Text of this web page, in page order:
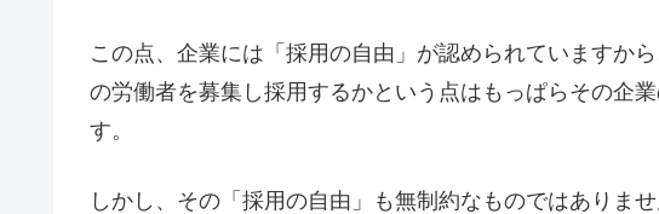
この点、企業には「採用の自由」が認められていますか
の労働者を募集し採用するかという点はもっぱらその企
す。
しかし、その「採用の自由」も無制約なものではありま